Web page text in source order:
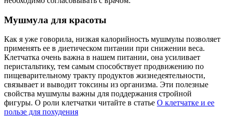
Мушмула для красоты
Как я уже говорила, низкая калорийность мушмулы позволяет
применять ее в диетическом питании при снижении веса.
Клетчатка очень важна в нашем питании, она усиливает
перистальтику, тем самым способствует продвижению по
пищеварительному тракту продуктов жизнедеятельности,
связывает и выводит токсины из организма. Эти полезные
свойства мушмулы важны для поддержания стройной
фигуры. О роли клетчатки читайте в статье О клетчатке и ее
пользе для похудения